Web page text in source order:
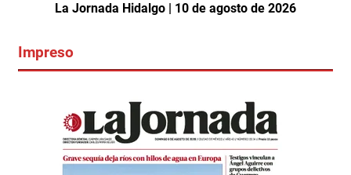
La Jornada Hidalgo | 10 de agosto de 2026
Impreso